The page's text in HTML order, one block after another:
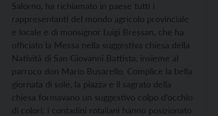
Salorno, ha richiamato in paese tutti i
rappresentanti del mondo agricolo provinciale
e locale e di monsignor Luigi Bressan, che ha
officiato la Messa nella suggestiva chiesa della
Natività di San Giovanni Battista, insieme al
parroco don Mario Busarello. Complice la bella
giornata di sole, la piazza e il sagrato della
chiesa formavano un suggestivo colpo d’occhio
di colori: i contadini rotaliani hanno posizionato